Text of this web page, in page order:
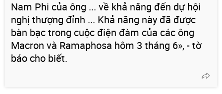
Nam Phi của ông ... về khả năng đến dự hội
nghị thượng đỉnh ... Khả năng này đã được
bàn bạc trong cuộc điện đàm của các ông
Macron và Ramaphosa hôm 3 tháng 6», - tờ
báo cho biết.